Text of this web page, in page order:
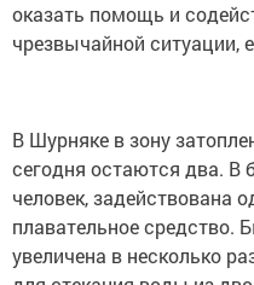
оказать помощь и
чрезвычайной ситуации,
В Шурняке в зону
сегодня остаются два. В
человек, задействована
плавательное средство.
увеличена в несколько